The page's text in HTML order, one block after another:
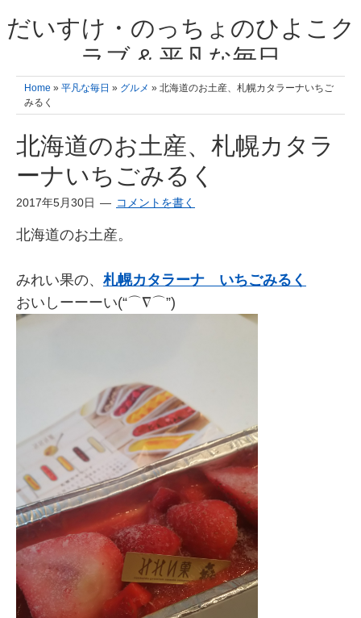
だいすけ・のっちょのひよこク
ラブ & 平凡な毎日
我が家の3人のひよこ成長日記と雑記 何十年後かに、大きくなったひよ
こ達とこの成長記を読み返すことを夢見て。& 3児ママの平凡日記 日々
の楽しいこと、便利グッズの紹介
Home » 平凡な毎日 » グルメ » 北海道のお土産、札幌カタラーナいちご
みるく
北海道のお土産、札幌カタラ
ーナいちごみるく
2017年5月30日 コメントを書く
北海道のお土産。
みれい果の、 札幌カタラーナ いちごみるく
おいしーーーい(“⌒∇⌒”)